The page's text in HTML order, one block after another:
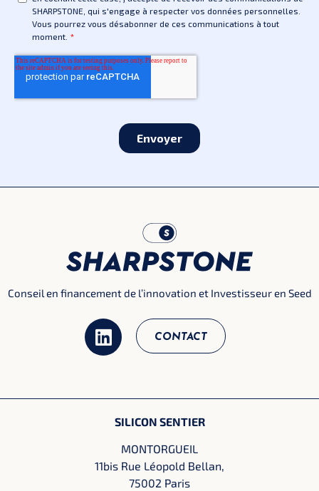
Conseil en financement de l’innovation et Investisseur en Seed
CONTACT
SILICON SENTIER
MONTORGUEIL
11bis Rue Léopold Bellan,
75002 Paris